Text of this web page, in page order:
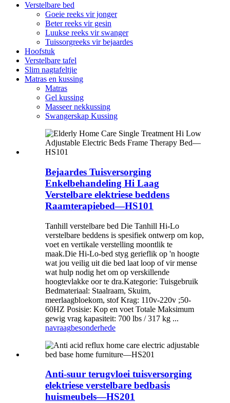
Verstelbare bed
Goeie reeks vir jonger
Beter reeks vir gesin
Luukse reeks vir swanger
Tuissorgreeks vir bejaardes
Hoofstuk
Verstelbare tafel
Slim nagtafeltjie
Matras en kussing
Matras
Gel kussing
Masseer nekkussing
Swangerskap Kussing
Bejaardes Tuisversorging
Enkelbehandeling Hi Laag
Verstelbare elektriese beddens
Raamterapiebed—HS101
Tanhill verstelbare bed Die Tanhill Hi-Lo
verstelbare beddens is spesifiek ontwerp om kop,
voet en vertikale verstelling moontlik te
maak.Die Hi-Lo-bed styg gerieflik op 'n hoogte
wat jou veilig uit die bed laat loop of vir mense
wat hulp nodig het om op verskillende
hoogtevlakke oor te dra.Kategorie: Tuisgebruik
Bedmateriaal: Staalraam, Skuim,
meerlaagbloekom, stof Krag: 110v-220v ;50-
60HZ Posisie: Kop en voet Totale Maksimum
gewig vrag kapasiteit: 700 lbs / 317 kg ...
navraagbesonderhede
Anti-suur terugvloei tuisversorging
elektriese verstelbare bedbasis
huismeubels—HS201